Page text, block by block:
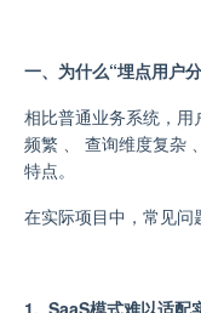
一、为什么“埋点用户
相比普通业务系统，
频繁
查询维度复杂
特点。
在实际项目中，常见问
1. SaaS模式难以适配